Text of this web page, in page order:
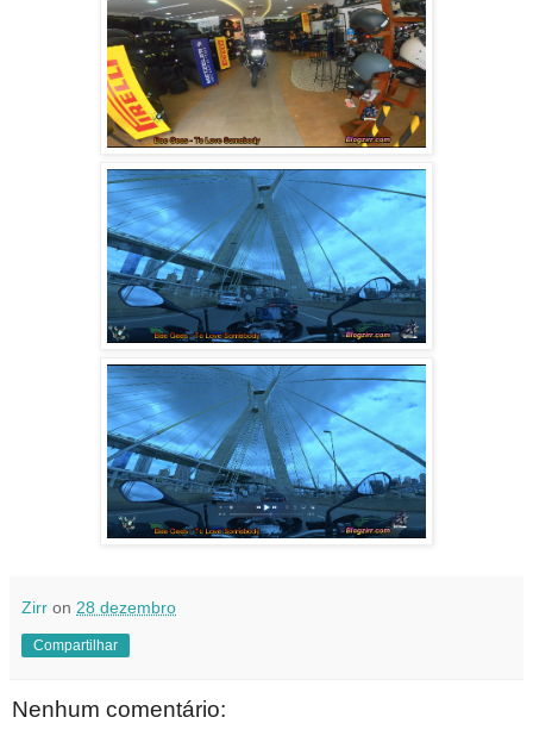
Zirr on 28 dezembro
Compartilhar
Nenhum comentário: